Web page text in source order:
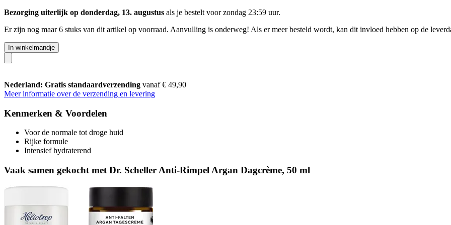
Bezorging uiterlijk op donderdag, 13. augustus als je bestelt voorzondag 23:59 uur.
Er zijn nog maar 6 stuks van dit artikel op voorraad. Aanvulling is onderweg! Als er meer besteld wordt, kan dit invloed hebben op de
In winkelmandje
Nederland: Gratis standaardverzending vanaf € 49,90
Meer informatie over de verzending en levering
Kenmerken & Voordelen
Voor de normale tot droge huid
Rijke formule
Intensief hydraterend
Vaak samen gekocht met Dr. Scheller Anti-Rimpel Argan Dagcrème, 50 ml